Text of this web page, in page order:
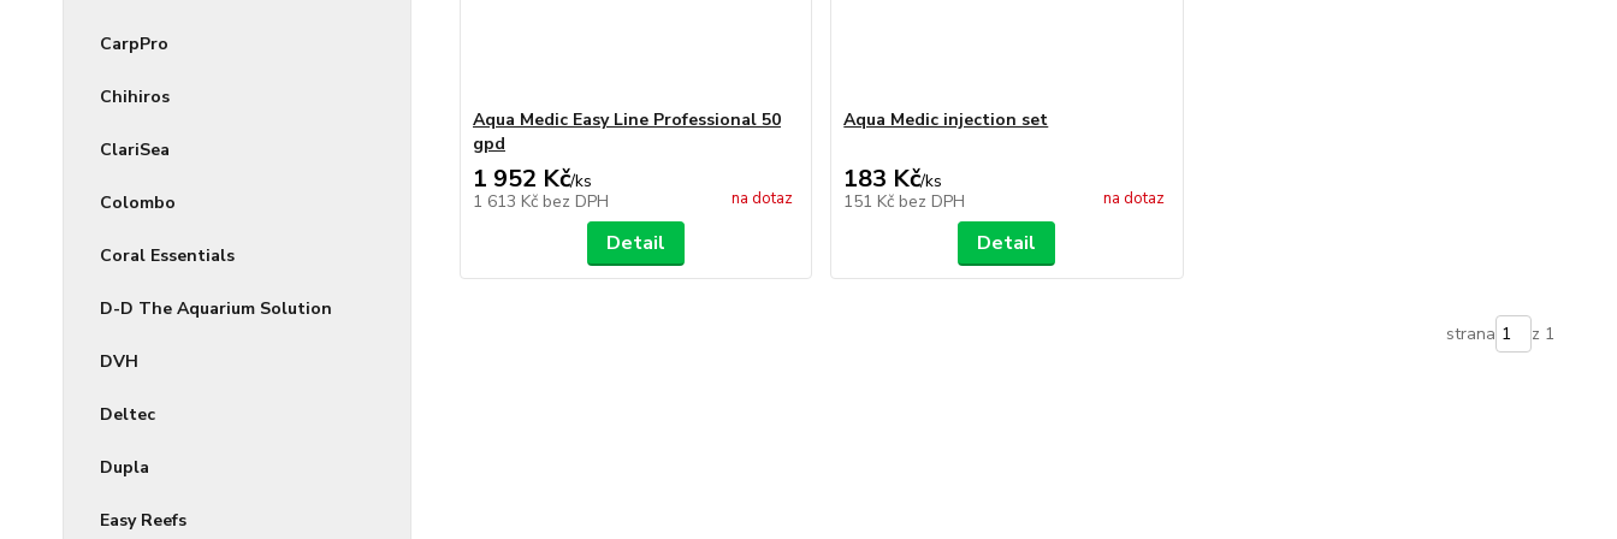
CarpPro
Chihiros
ClariSea
Colombo
Coral Essentials
D-D The Aquarium Solution
DVH
Deltec
Dupla
Easy Reefs
Aqua Medic Easy Line Professional 50
gpd
1 952 Kč/ks
1 613 Kč bez DPH na dotaz
Detail
Aqua Medic injection set
183 Kč/ks
151 Kč bez DPH na dotaz
Detail
strana z 1